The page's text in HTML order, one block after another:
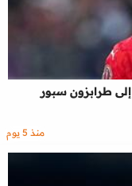
طرابزون سبور
منذ 5 يوم